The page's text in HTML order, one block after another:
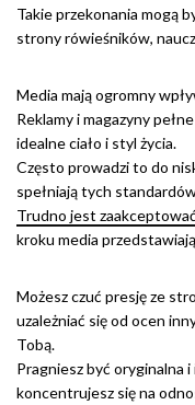
Takie przekonania mogą
strony rówieśników,
Media mają ogromny
Reklamy i magazyny
idealne ciało i styl życia.
Często prowadzi to do
spełniają tych
Trudno jest zaakceptować
kroku media
Możesz czuć presję ze
uzależniać się od ocen
Tobą.
Pragniesz być oryginalna
koncentrujesz się na